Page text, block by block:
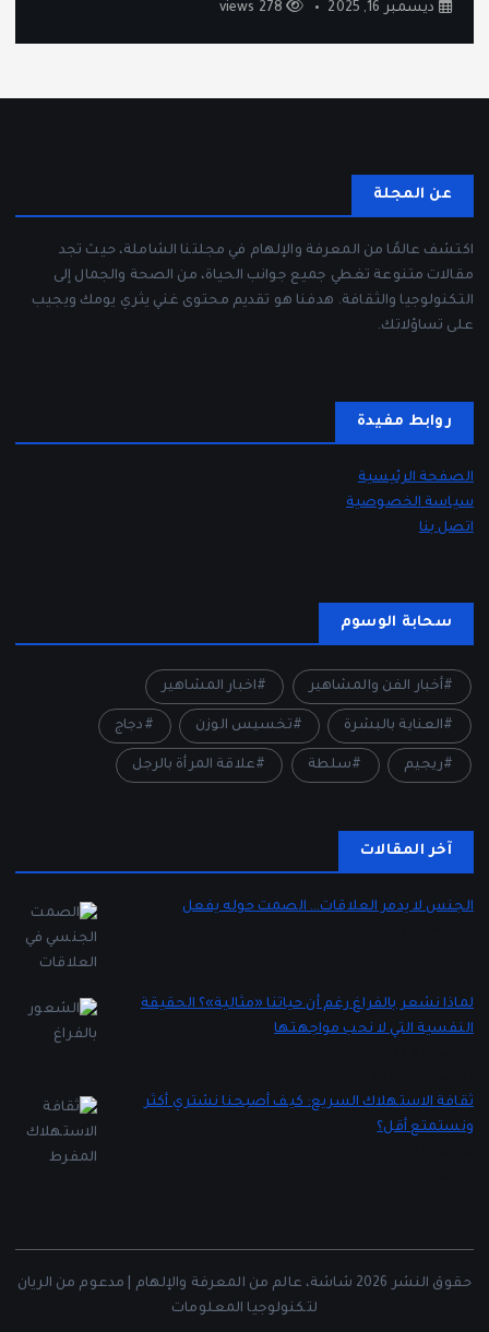
ديسمبر 16, 2025 278 views
عن المجلة
اكتشف عالمًا من المعرفة والإلهام في مجلتنا الشاملة، حيث تجد
مقالات متنوعة تغطي جميع جوانب الحياة، من الصحة والجمال إلى
التكنولوجيا والثقافة. هدفنا هو تقديم محتوى غني يثري يومك ويجيب
على تساؤلاتك.
روابط مفيدة
الصفحة الرئيسية
سياسة الخصوصية
اتصل بنا
سحابة الوسوم
أخبار الفن والمشاهير اخبار المشاهير
العناية بالبشرة تخسيس الوزن دجاج
ريجيم سلطة علاقة المرأة بالرجل
آخر المقالات
الجنس لا يدمر العلاقات… الصمت حوله يفعل
لماذا نشعر بالفراغ رغم أن حياتنا «مثالية»؟ الحقيقة
النفسية التي لا نحب مواجهتها
ثقافة الاستهلاك السريع: كيف أصبحنا نشتري أكثر
ونستمتع أقل؟
حقوق النشر 2026 شاشة، عالم من المعرفة والإلهام | مدعوم من الريان
لتكنولوجيا المعلومات